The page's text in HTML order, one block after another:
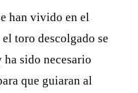
han vivido en el
toro descolgado se
ha sido necesario
que guiaran al